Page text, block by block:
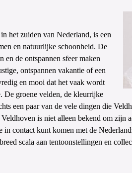
het zuiden van Nederland, is een
en natuurlijke schoonheid. De
en de ontspannen sfeer maken
ontspannen vakantie of een
en mooi dat het vaak wordt
De groene velden, de kleurrijke
een paar van de vele dingen die
is niet alleen bekend om zijn
contact kunt komen met de
scala aan tentoonstellingen en